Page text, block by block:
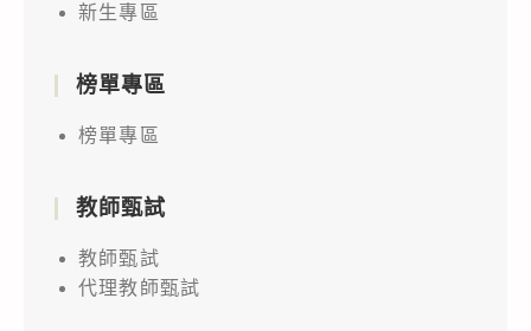
新生專區
榜單專區
榜單專區
教師甄試
教師甄試
代理教師甄試